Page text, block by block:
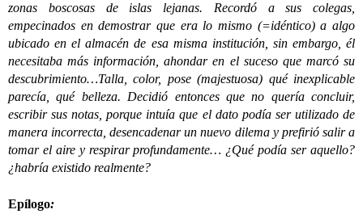
zonas boscosas de islas lejanas. Recordó a sus colegas,
empecinados en demostrar que era lo mismo (=idéntico) a algo
ubicado en el almacén de esa misma institución, sin embargo, él
necesitaba más información, ahondar en el suceso que marcó su
descubrimiento…Talla, color, pose (majestuosa) qué inexplicable
parecía, qué belleza. Decidió entonces que no quería concluir,
escribir sus notas, porque intuía que el dato podía ser utilizado de
manera incorrecta, desencadenar un nuevo dilema y prefirió salir a
tomar el aire y respirar profundamente… ¿Qué podía ser aquello?
¿habría existido realmente?
Epílogo: